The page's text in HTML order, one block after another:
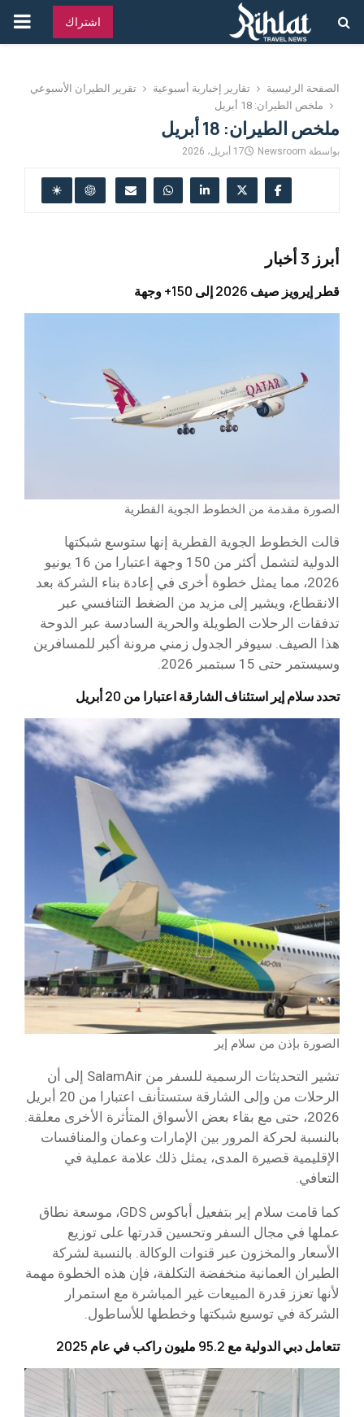
اشتراك
الصفحة الرئيسية تقارير إخبارية أسبوعية
تقرير الطيران الأسبوعي
ملخص الطيران: 18 أبريل
ملخص الطيران: 18 أبريل
بواسطة Newsroom 17 أبريل، 2026
أبرز 3 أخبار
قطر إيرويز صيف 2026 إلى 150+ وجهة
الصورة مقدمة من الخطوط الجوية القطرية
قالت الخطوط الجوية القطرية إنها ستوسع شبكتها
الدولية لتشمل أكثر من 150 وجهة اعتبارا من 16 يونيو
2026، مما يمثل خطوة أخرى في إعادة بناء الشركة بعد
الانقطاع، ويشير إلى مزيد من الضغط التنافسي عبر
تدفقات الرحلات الطويلة والحرية السادسة عبر الدوحة
هذا الصيف. سيوفر الجدول زمني مرونة أكبر للمسافرين
وسيستمر حتى 15 سبتمبر 2026.
تحدد سلام إير استئناف الشارقة اعتبارا من 20 أبريل
الصورة بإذن من سلام إير
تشير التحديثات الرسمية للسفر من SalamAir إلى أن
الرحلات من وإلى الشارقة ستستأنف اعتبارا من 20 أبريل
2026، حتى مع بقاء بعض الأسواق المتأثرة الأخرى معلقة.
بالنسبة لحركة المرور بين الإمارات وعمان والمنافسات
الإقليمية قصيرة المدى، يمثل ذلك علامة عملية في
التعافي.
كما قامت سلام إير بتفعيل أباكوس GDS، موسعة نطاق
عملها في مجال السفر وتحسين قدرتها على توزيع
الأسعار والمخزون عبر قنوات الوكالة. بالنسبة لشركة
الطيران العمانية منخفضة التكلفة، فإن هذه الخطوة مهمة
لأنها تعزز قدرة المبيعات غير المباشرة مع استمرار
الشركة في توسيع شبكتها وخططها للأساطول.
تتعامل دبي الدولية مع 95.2 مليون راكب في عام 2025